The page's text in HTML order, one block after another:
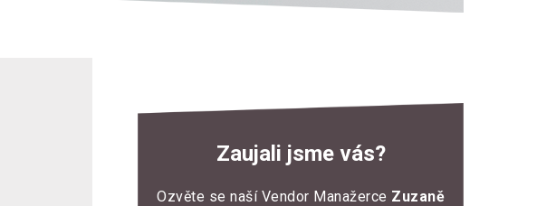
Zaujali jsme vás?
Ozvěte se naší Vendor Manažerce Zuzaně